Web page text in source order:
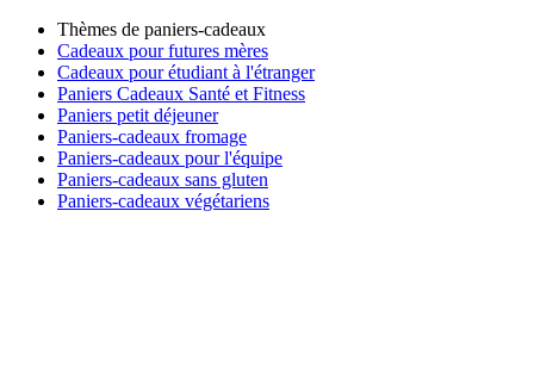
Thèmes de paniers-cadeaux
Cadeaux pour futures mères
Cadeaux pour étudiant à l'étranger
Paniers Cadeaux Santé et Fitness
Paniers petit déjeuner
Paniers-cadeaux fromage
Paniers-cadeaux pour l'équipe
Paniers-cadeaux sans gluten
Paniers-cadeaux végétariens